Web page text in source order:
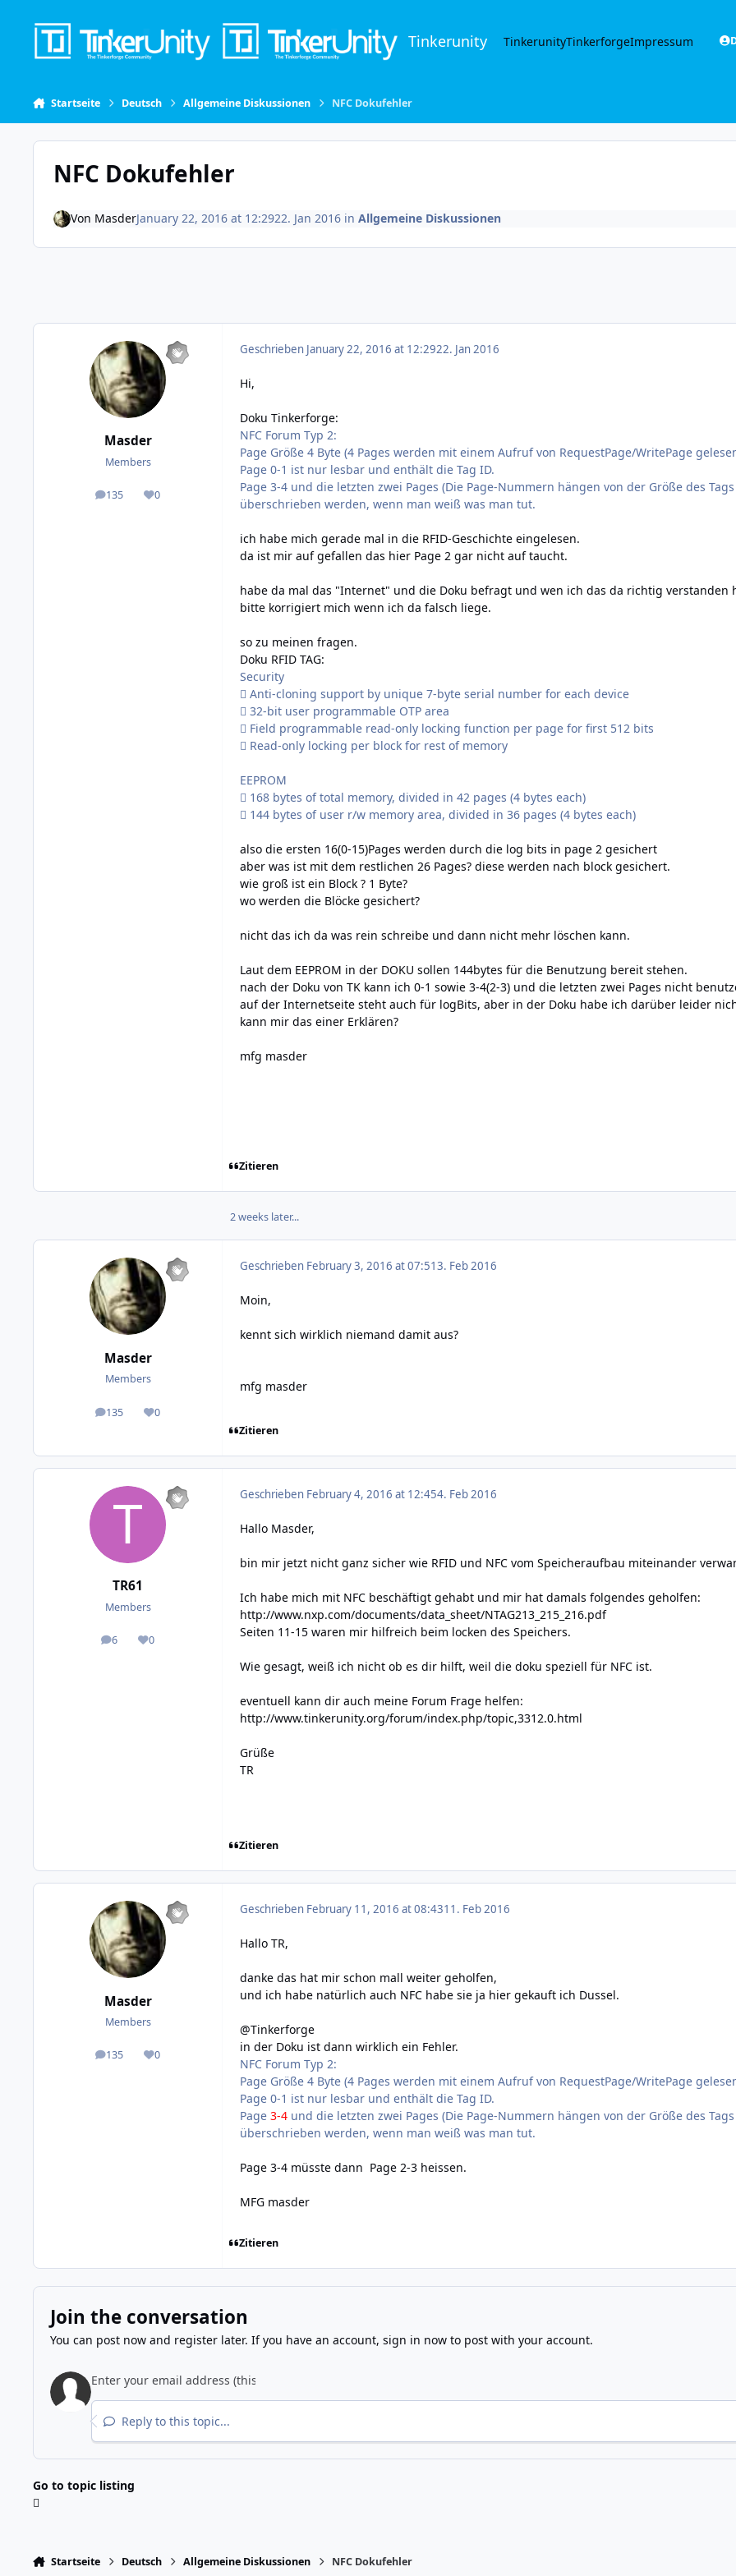
Tinkerunity TinkerunityTinkerforgeImpressum
Startseite Deutsch Allgemeine Diskussionen NFC Dokufehler
NFC Dokufehler
Von MasderJanuary 22, 2016 at 12:2922. Jan 2016in Allgemeine Diskussionen
Masder
Members
135
posts 0
Reputation
Geschrieben January 22, 2016 at 12:2922. Jan 2016
Hi,
Doku Tinkerforge:
NFC Forum Typ 2:
Page Größe 4 Byte (4 Pages werden mit einem Aufruf von RequestPage/WritePage
Page 0-1 ist nur lesbar und enthält die Tag ID.
Page 3-4 und die letzten zwei Pages (Die Page-Nummern hängen von der Größe des
überschrieben werden, wenn man weiß was man tut.
ich habe mich gerade mal in die RFID-Geschichte eingelesen.
da ist mir auf gefallen das hier Page 2 gar nicht auf taucht.
habe da mal das "Internet" und die Doku befragt und wen ich das da richtig verstanden
bitte korrigiert mich wenn ich da falsch liege.
so zu meinen fragen.
Doku RFID TAG:
Security
 Anti-cloning support by unique 7-byte serial number for each device
 32-bit user programmable OTP area
 Field programmable read-only locking function per page for first 512 bits
 Read-only locking per block for rest of memory
EEPROM
 168 bytes of total memory, divided in 42 pages (4 bytes each)
 144 bytes of user r/w memory area, divided in 36 pages (4 bytes each)
also die ersten 16(0-15)Pages werden durch die log bits in page 2 gesichert
aber was ist mit dem restlichen 26 Pages? diese werden nach block gesichert.
wie groß ist ein Block ? 1 Byte?
wo werden die Blöcke gesichert?
nicht das ich da was rein schreibe und dann nicht mehr löschen kann.
Laut dem EEPROM in der DOKU sollen 144bytes für die Benutzung bereit stehen.
nach der Doku von TK kann ich 0-1 sowie 3-4(2-3) und die letzten zwei Pages nicht
auf der Internetseite steht auch für logBits, aber in der Doku habe ich darüber leider
kann mir das einer Erklären?
mfg masder
Zitieren
2 weeks later...
Masder
Members
135
posts 0
Reputation
Geschrieben February 3, 2016 at 07:513. Feb 2016
Moin,
kennt sich wirklich niemand damit aus?
mfg masder
Zitieren
TR61
Members
6
posts 0
Reputation
Geschrieben February 4, 2016 at 12:454. Feb 2016
Hallo Masder,
bin mir jetzt nicht ganz sicher wie RFID und NFC vom Speicheraufbau miteinander
Ich habe mich mit NFC beschäftigt gehabt und mir hat damals folgendes geholfen:
http://www.nxp.com/documents/data_sheet/NTAG213_215_216.pdf
Seiten 11-15 waren mir hilfreich beim locken des Speichers.
Wie gesagt, weiß ich nicht ob es dir hilft, weil die doku speziell für NFC ist.
eventuell kann dir auch meine Forum Frage helfen:
http://www.tinkerunity.org/forum/index.php/topic,3312.0.html
Grüße
TR
Zitieren
Masder
Members
135
posts 0
Reputation
Geschrieben February 11, 2016 at 08:4311. Feb 2016
Hallo TR,
danke das hat mir schon mall weiter geholfen,
und ich habe natürlich auch NFC habe sie ja hier gekauft ich Dussel.
@Tinkerforge
in der Doku ist dann wirklich ein Fehler.
NFC Forum Typ 2:
Page Größe 4 Byte (4 Pages werden mit einem Aufruf von RequestPage/WritePage
Page 0-1 ist nur lesbar und enthält die Tag ID.
Page 3-4 und die letzten zwei Pages (Die Page-Nummern hängen von der Größe des
überschrieben werden, wenn man weiß was man tut.
Page 3-4 müsste dann Page 2-3 heissen.
MFG masder
Zitieren
Join the conversation
You can post now and register later. If you have an account, sign in nowto post with your account.
Reply to this topic...
Go to topic listing
Startseite Deutsch Allgemeine Diskussionen NFC Dokufehler